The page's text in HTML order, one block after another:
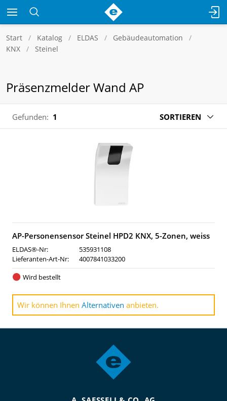
Start Katalog ELDAS
Gebäudeautomation
KNX
Steinel
Präsenzmelder Wand AP
Gefunden: 1 SORTIEREN
AP-Personensensor Steinel HPD2 KNX, 5-Zonen, weiss
ELDAS®-Nr:
535931108
Lieferanten-Art-Nr:
4007841033200
Wird bestellt
Wir können Ihnen Alternativen anbieten.